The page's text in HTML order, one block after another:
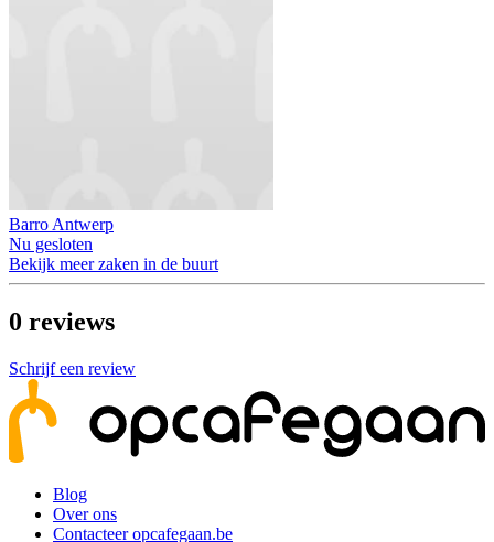
Barro Antwerp
Nu gesloten
Bekijk meer zaken in de buurt
0 reviews
Schrijf een review
Blog
Over ons
Contacteer opcafegaan.be